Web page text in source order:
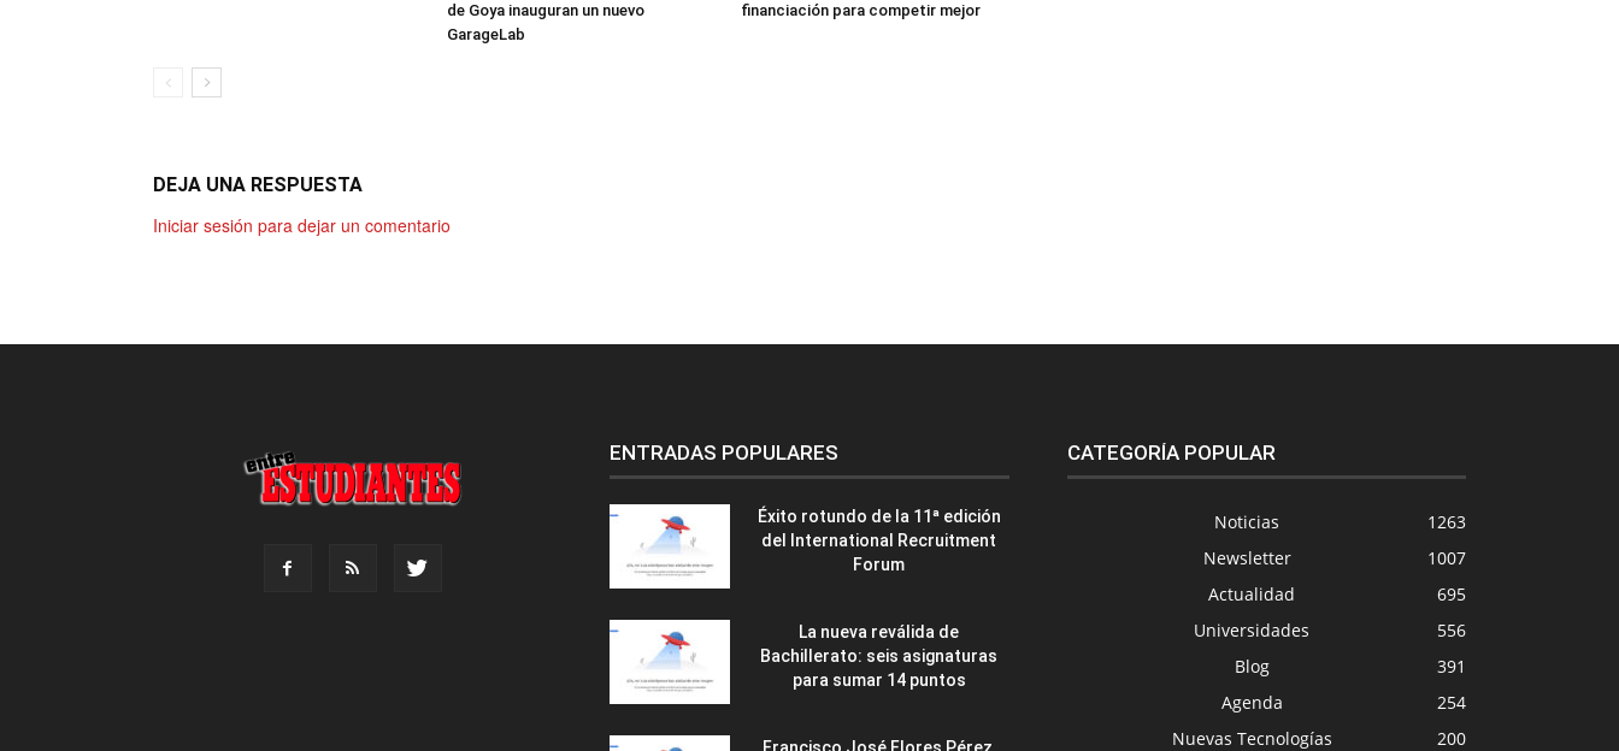
de Goya inauguran un nuevo
GarageLab
financiación para competir mejor
DEJA UNA RESPUESTA
Iniciar sesión para dejar un comentario
ENTRADAS POPULARES
Éxito rotundo de la 11ª edición
del International Recruitment
Forum
La nueva reválida de
Bachillerato: seis asignaturas
para sumar 14 puntos
CATEGORÍA POPULAR
Noticias
1263
Newsletter
1007
Actualidad
695
Universidades
556
Blog
391
Agenda
254
Nuevas Tecnologías
200